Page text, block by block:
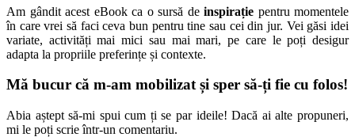
Am gândit acest eBook ca o sursă de inspirație pentru momentele
în care vrei să faci ceva bun pentru tine sau cei din jur. Vei găsi idei
variate, activități mai mici sau mai mari, pe care le poți desigur
adapta la propriile preferințe și contexte.
Mă bucur că m-am mobilizat și sper să-ți fie cu folos!
Abia aștept să-mi spui cum ți se par ideile! Dacă ai alte propuneri,
mi le poți scrie într-un comentariu.